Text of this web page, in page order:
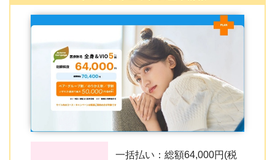
一括払い：総額64,000円(税